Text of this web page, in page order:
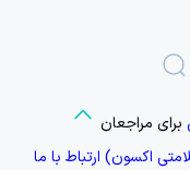
برای مراجعان
اکسون) ارتباط با ما